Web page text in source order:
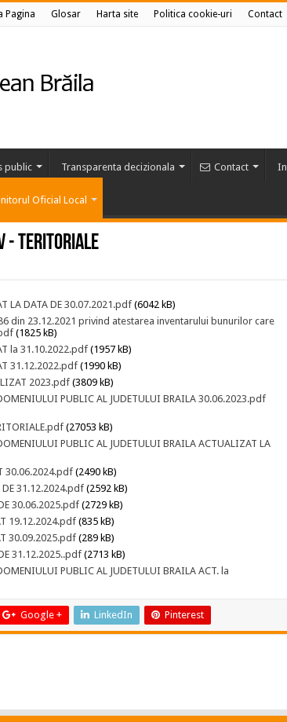
Pagina Glosar Harta site Politica cookie-uri Contact
public Transparenta decizionala Contact
Oficial Local
- Teritoriale
LA DATA DE 30.07.2021.pdf(6042 kB)
din 23.12.2021 privind atestarea inventarului bunurilor care
(1825 kB)
la 31.10.2022.pdf(1957 kB)
31.12.2022.pdf(1990 kB)
2023.pdf(3809 kB)
PUBLIC AL JUDETULUI BRAILA 30.06.2023.pdf
(27053 kB)
PUBLIC AL JUDETULUI BRAILA ACTUALIZAT LA
30.06.2024.pdf(2490 kB)
DE 31.12.2024.pdf(2592 kB)
30.06.2025.pdf(2729 kB)
19.12.2024.pdf(835 kB)
30.09.2025.pdf(289 kB)
31.12.2025..pdf(2713 kB)
PUBLIC AL JUDETULUI BRAILA ACT. la
Google + LinkedIn Pinterest